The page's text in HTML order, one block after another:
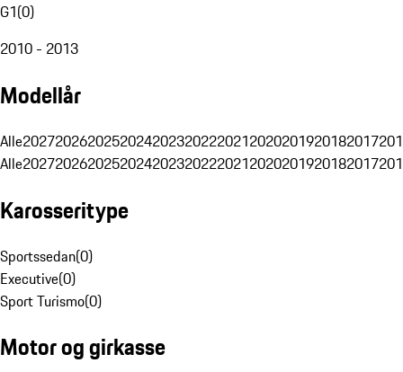
G1(0)
2010 - 2013
Modellår
Alle20272026202520242023202220212020201920182017
Alle20272026202520242023202220212020201920182017
Karosseritype
Sportssedan(0)
Executive(0)
Sport Turismo(0)
Motor og girkasse